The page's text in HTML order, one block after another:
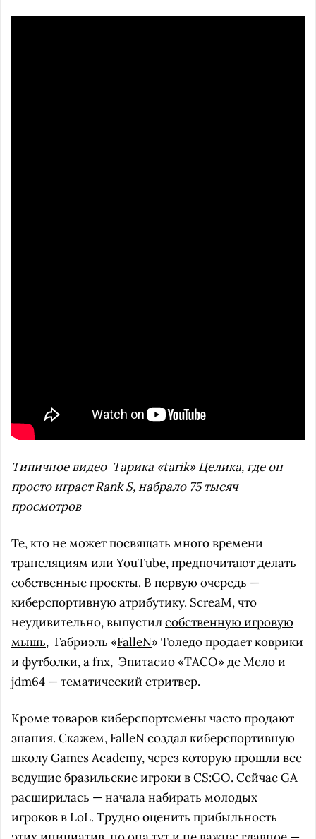
Типичное видео Тарика «tarik» Целика, где он
просто играет Rank S, набрало 75 тысяч
просмотров
Те, кто не может посвящать много времени
трансляциям или YouTube, предпочитают делать
собственные проекты. В первую очередь —
киберспортивную атрибутику. ScreaM, что
неудивительно, выпустилсобственную игровую
мышь, Габриэль «FalleN» Толедо продает коврики
и футболки, а fnx, Эпитасио «TACO» де Мело и
jdm64 — тематический стритвер.
Кроме товаров киберспортсмены часто продают
знания. Скажем, FalleN создал киберспортивную
школу Games Academy, через которую прошли все
ведущие бразильские игроки в CS:GO. Сейчас GA
расширилась — начала набирать молодых
игроков в LoL. Трудно оценить прибыльность